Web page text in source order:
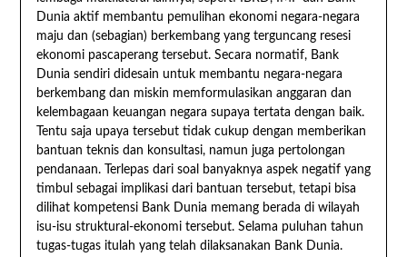
Dunia aktif membantu pemulihan ekonomi negara-negara
maju dan (sebagian) berkembang yang terguncang resesi
ekonomi pascaperang tersebut. Secara normatif, Bank
Dunia sendiri didesain untuk membantu negara-negara
berkembang dan miskin memformulasikan anggaran dan
kelembagaan keuangan negara supaya tertata dengan baik.
Tentu saja upaya tersebut tidak cukup dengan memberikan
bantuan teknis dan konsultasi, namun juga pertolongan
pendanaan. Terlepas dari soal banyaknya aspek negatif yang
timbul sebagai implikasi dari bantuan tersebut, tetapi bisa
dilihat kompetensi Bank Dunia memang berada di wilayah
isu-isu struktural-ekonomi tersebut. Selama puluhan tahun
tugas-tugas itulah yang telah dilaksanakan Bank Dunia.